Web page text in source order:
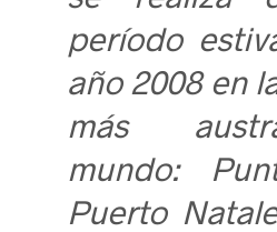
período
año 2008 en
más
mundo:
Puerto